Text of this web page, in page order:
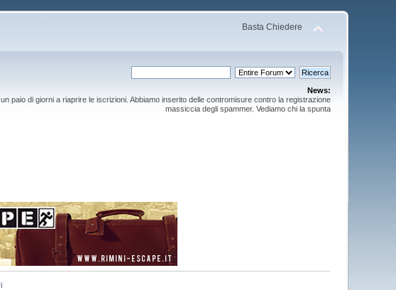
Basta Chiedere
News:
paio di giorni a riaprire le iscrizioni. Abbiamo inserito delle contromisure contro la registrazione
massiccia degli spammer. Vediamo chi la spunta